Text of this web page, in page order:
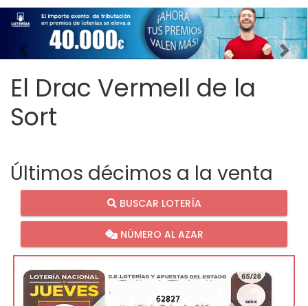
Imagen anterior
El Drac Vermell de la
Sort
Últimos décimos a la venta
BUSCAR LOTERÍA
NÚMERO AL AZAR
62827